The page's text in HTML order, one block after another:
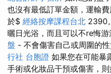
也沒有最低訂單金額，運輸
於$ 經絡按摩課程台北 2390
曬日光浴，而且可以不re悔游
盤 - 不會傷害自己或周圍的性
行社 台胞證 如果您在可能暴
手術或化妝品干預或傷害，